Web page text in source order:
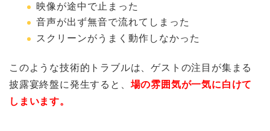
映像が途中で止まった
音声が出ず無音で流れてしまった
スクリーンがうまく動作しなかった
このような技術的トラブルは、ゲストの注目が集まる
披露宴終盤に発生すると、 場の雰囲気が一気に白けて
しまいます。